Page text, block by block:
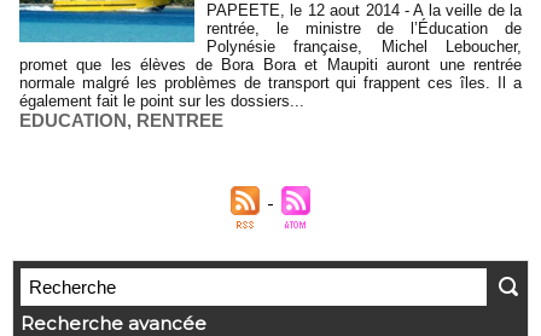
PAPEETE, le 12 aout 2014 - A la veille de la
rentrée, le ministre de l’Éducation de
Polynésie française, Michel Leboucher,
promet que les élèves de Bora Bora et Maupiti auront une rentrée
normale malgré les problèmes de transport qui frappent ces îles. Il a
également fait le point sur les dossiers...
EDUCATION, RENTREE
Recherche avancée